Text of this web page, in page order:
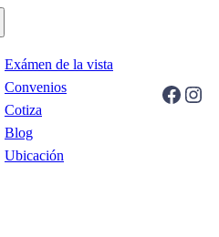
Exámen de la vista
Convenios
Cotiza
Blog
Ubicación
Facebook Instagram